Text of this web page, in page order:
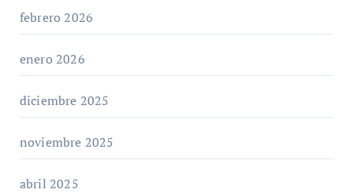
febrero 2026
enero 2026
diciembre 2025
noviembre 2025
abril 2025